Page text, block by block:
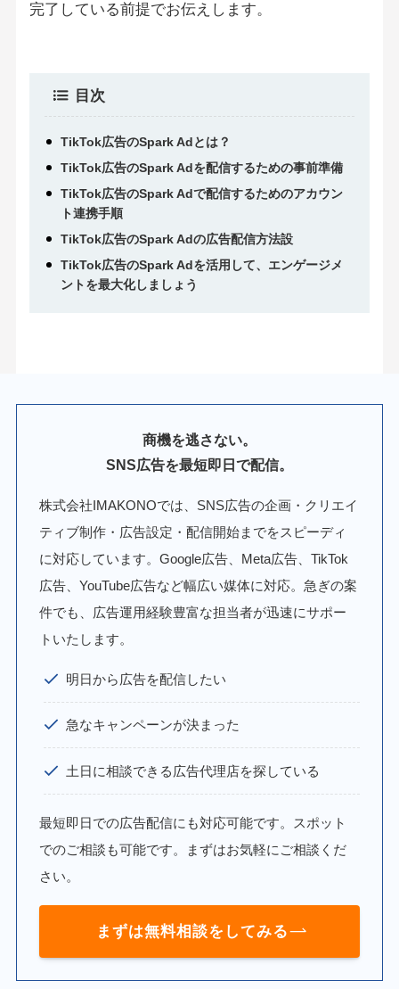
完了している前提でお伝えします。
目次
TikTok広告のSpark Adとは？
TikTok広告のSpark Adを配信するための事前準備
TikTok広告のSpark Adで配信するためのアカウン
ト連携手順
TikTok広告のSpark Adの広告配信方法設
TikTok広告のSpark Adを活用して、エンゲージメ
ントを最大化しましょう
商機を逃さない。
SNS広告を最短即日で配信。
株式会社IMAKONOでは、SNS広告の企画・クリエイ
ティブ制作・広告設定・配信開始までをスピーディ
に対応しています。Google広告、Meta広告、TikTok
広告、YouTube広告など幅広い媒体に対応。急ぎの案
件でも、広告運用経験豊富な担当者が迅速にサポー
トいたします。
明日から広告を配信したい
急なキャンペーンが決まった
土日に相談できる広告代理店を探している
最短即日での広告配信にも対応可能です。スポット
でのご相談も可能です。まずはお気軽にご相談くだ
さい。
まずは無料相談をしてみる